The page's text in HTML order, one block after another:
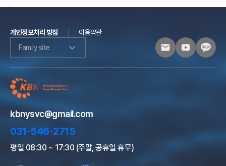
개인정보처리 방침
이용약관
Family site
kbnysvc@gmail.com
031-546-2715
평일 08:30 ~ 17:30 (주말, 공휴일 휴무)